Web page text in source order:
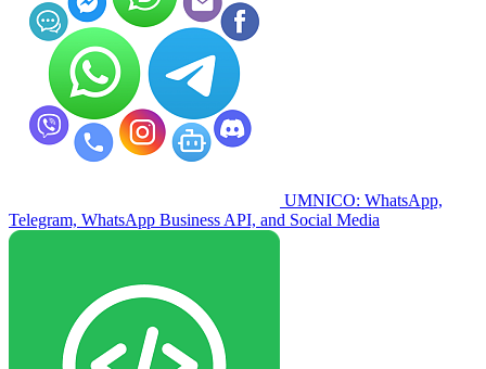
UMNICO: WhatsApp,
Telegram, WhatsApp Business API, and Social Media